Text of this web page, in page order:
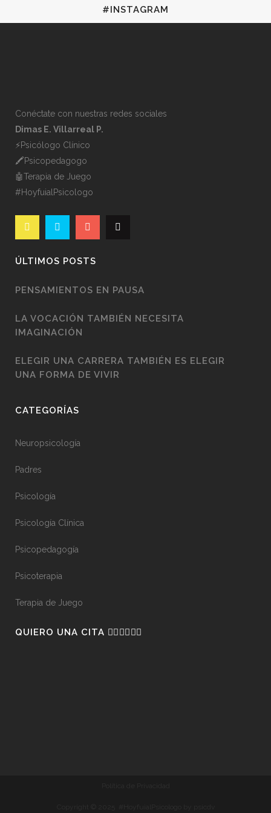
#INSTAGRAM
Conéctate con nuestras redes sociales
Dimas E. Villarreal P.
⚡️Psicólogo Clínico
🖍Psicopedagogo
🤖Terapia de Juego
#HoyfuialPsicologo
ÚLTIMOS POSTS
PENSAMIENTOS EN PAUSA
LA VOCACIÓN TAMBIÉN NECESITA
IMAGINACIÓN
ELEGIR UNA CARRERA TAMBIÉN ES ELEGIR
UNA FORMA DE VIVIR
CATEGORÍAS
Neuropsicología
Padres
Psicología
Psicología Clínica
Psicopedagogía
Psicoterapia
Terapia de Juego
QUIERO UNA CITA 👇🏼👇🏼👇🏼